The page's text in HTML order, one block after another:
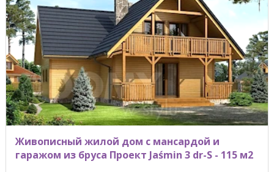
Живописный жилой дом с мансардой и
гаражом из бруса Проект Jaśmin 3 dr-S - 115 м2